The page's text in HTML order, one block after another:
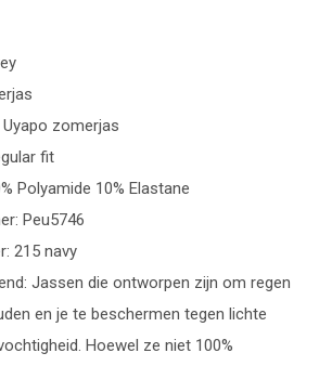
zomerjas
fit
Polyamide 10% Elastane
Peu5746
215 navy
Jassen die ontworpen zijn om regen
en je te beschermen tegen lichte
Hoewel ze niet 100%